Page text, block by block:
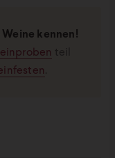
Weine kennen!